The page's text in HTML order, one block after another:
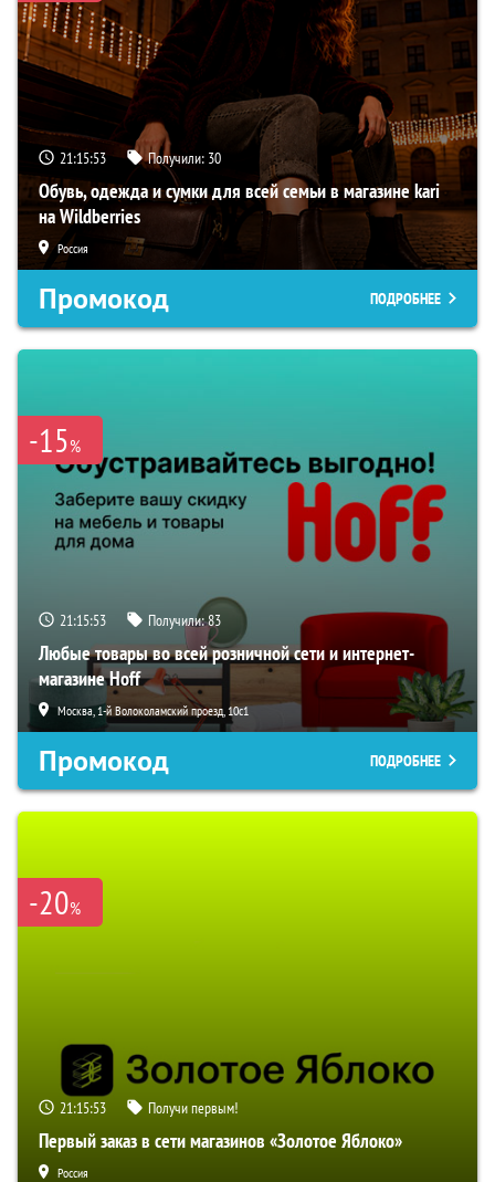
21:15:52 Получили: 30
Обувь, одежда и сумки для всей семьи в магазине kari
на Wildberries
Россия
Промокод ПОДРОБНЕЕ
-15%
21:15:52 Получили:83
Любые товары во всей розничной сети и интернет-
магазине Hoff
Москва, 1-й Волоколамский проезд, 10с1
Промокод ПОДРОБНЕЕ
-20%
21:15:52 Получи первым!
Первый заказ в сети магазинов «Золотое Яблоко»
Россия